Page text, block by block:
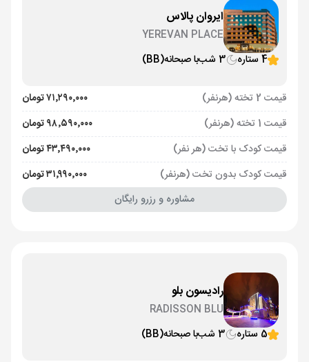
ایروان پالاس
YEREVAN PLACE
4 ستاره
3 شب با صبحانه(BB)
قیمت 2 تخته (هرنفر)
۷۱٬۲۹۰٬۰۰۰ تومان
قیمت 1 تخته (هرنفر)
۹۸٬۵۹۰٬۰۰۰ تومان
قیمت کودک با تخت (هر نفر)
۴۳٬۴۹۰٬۰۰۰ تومان
قیمت کودک بدون تخت (هرنفر)
۳۱٬۹۹۰٬۰۰۰ تومان
مشاوره و رزرو رایگان
رادیسون بلو
RADISSON BLU
5 ستاره
3 شب با صبحانه(BB)